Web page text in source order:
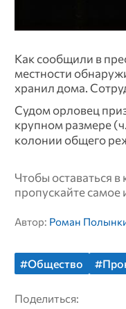
Как сообщили в
местности
хранил дома.
Судом орловец
крупном размере
колонии общего
Чтобы оставаться
пропускайте самое
Автор: Роман
#Общество
Поделиться: